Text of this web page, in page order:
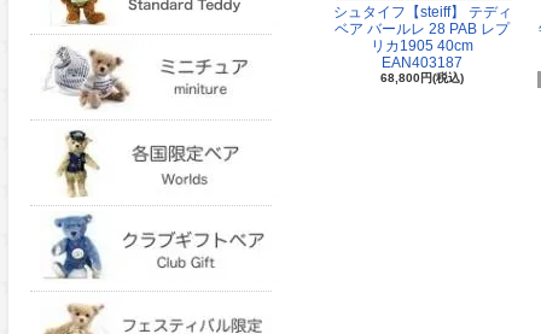
シュタイフ【steiff】 テディ
ベア バールレ 28 PAB レプ
リカ1905 40cm
EAN403187
68,800円(税込)